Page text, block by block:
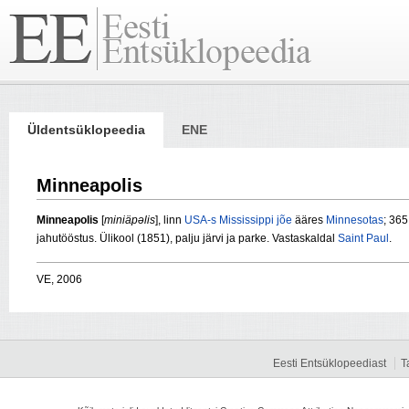
Üldentsüklopeedia ENE
Minneapolis
Minneapolis [miniäpәlis], linn USA-s Mississippi jõe ääres Minnesotas;
jahutööstus. Ülikool (1851), palju järvi ja parke. Vastaskaldal Saint Paul .
VE, 2006
Eesti Entsüklopeediast